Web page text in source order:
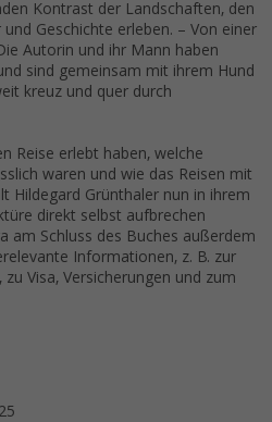
Kontrast der Landschaften, den
Geschichte erleben. – Von einer
Autorin und ihr Mann haben
sind gemeinsam mit ihrem Hund
kreuz und quer durch
Reise erlebt haben, welche
waren und wie das Reisen mit
Hildegard Grünthaler nun in ihrem
direkt selbst aufbrechen
am Schluss des Buches außerdem
Informationen, z. B. zur
Visa, Versicherungen und zum